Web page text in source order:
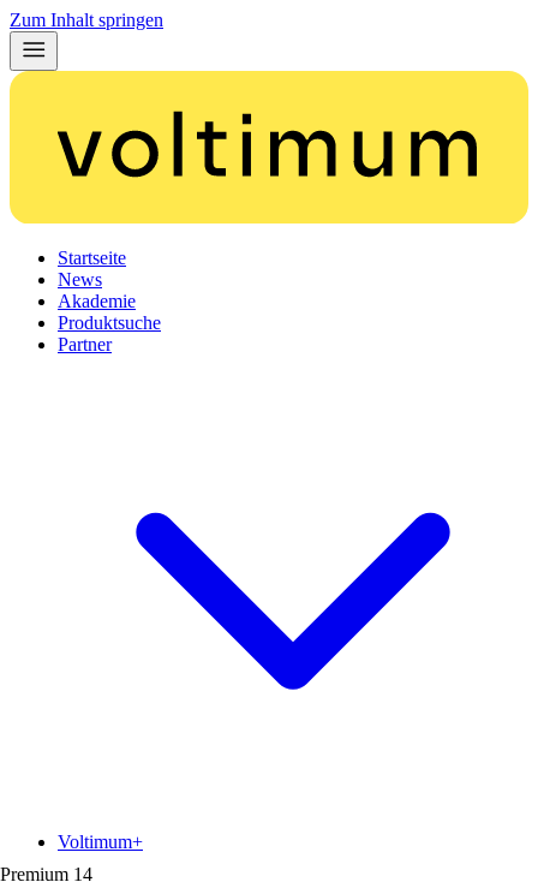
Zum Inhalt springen
Startseite
News
Akademie
Produktsuche
Partner
Premium 14
Voltimum+